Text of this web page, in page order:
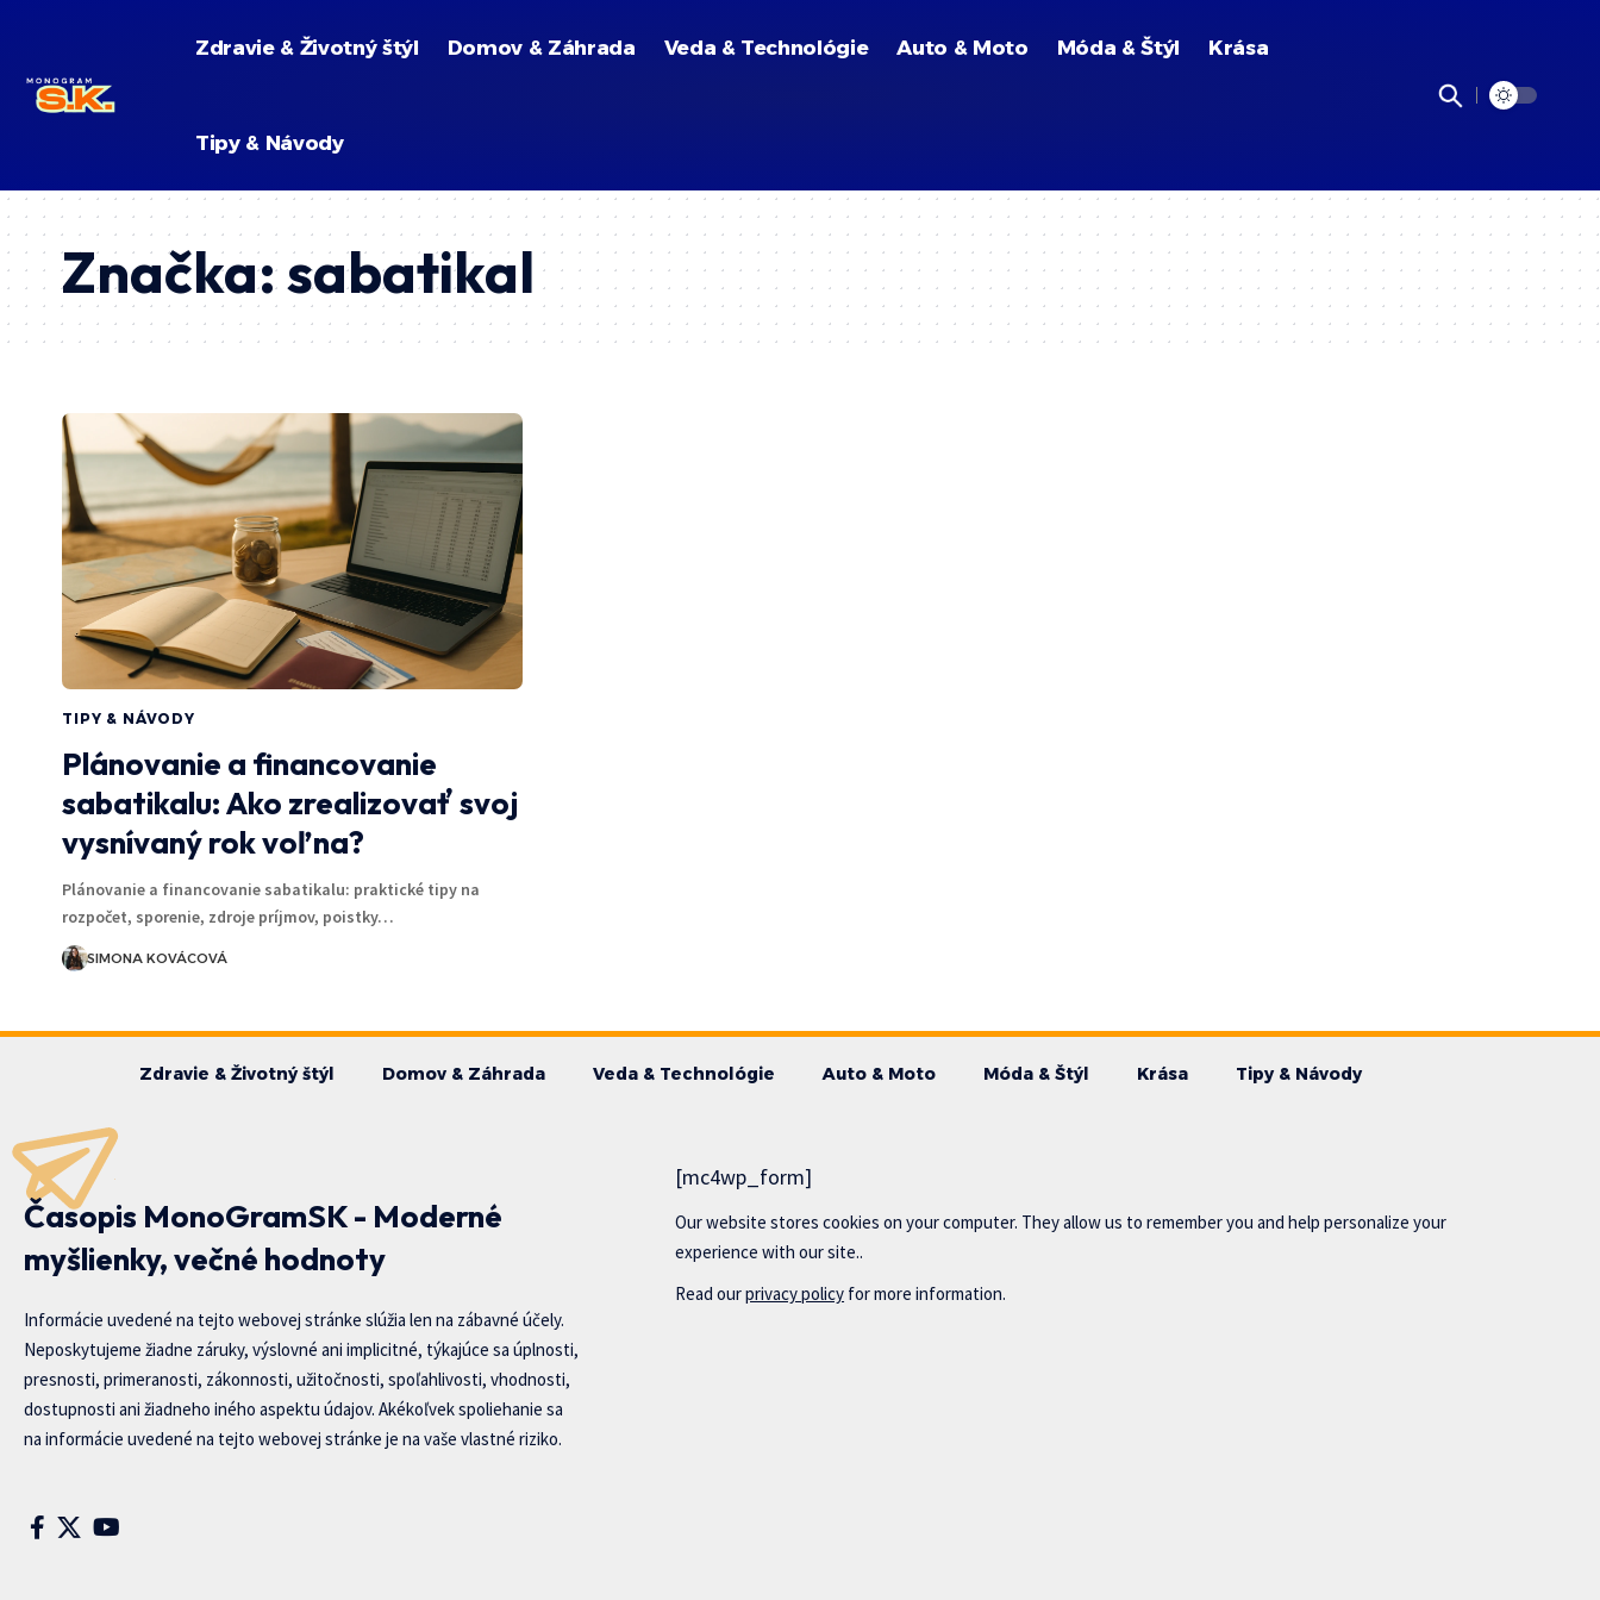
Zdravie & Životný štýl Domov & Záhrada Veda & Technológie Auto & Moto Móda & Štýl Krása
Tipy & Návody
Značka:sabatikal
TIPY & NÁVODY
Plánovanie a financovanie
sabatikalu: Ako zrealizovať svoj
vysnívaný rok voľna?
Plánovanie a financovanie sabatikalu: praktické tipy na
rozpočet, sporenie, zdroje príjmov, poistky…
SIMONA KOVÁCOVÁ
Zdravie & Životný štýl Domov & Záhrada Veda & Technológie Auto & Moto Móda & Štýl Krása Tipy & Návody
Časopis MonoGramSK - Moderné
myšlienky, večné hodnoty
Informácie uvedené na tejto webovej stránke slúžia len na zábavné účely.
Neposkytujeme žiadne záruky, výslovné ani implicitné, týkajúce sa úplnosti,
presnosti, primeranosti, zákonnosti, užitočnosti, spoľahlivosti, vhodnosti,
dostupnosti ani žiadneho iného aspektu údajov. Akékoľvek spoliehanie sa
na informácie uvedené na tejto webovej stránke je na vaše vlastné riziko.
[mc4wp_form]
Our website stores cookies on your computer. They allow us to remember you and help personalize your
experience with our site..
Read ourprivacy policy for more information.